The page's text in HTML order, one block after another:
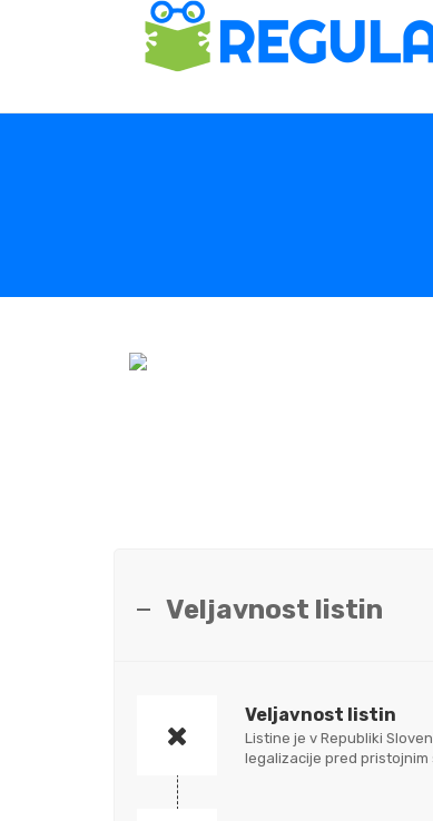
Veljavnost listin
Veljavnost listin
Listine je v Republiki
legalizacije pred